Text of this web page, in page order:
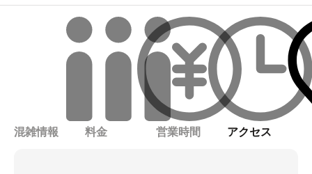
混雑情報 料金 営業時間 アクセス